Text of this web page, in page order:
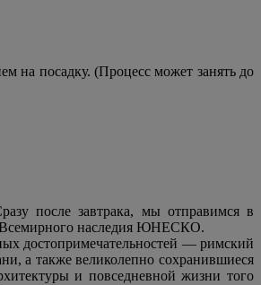
на посадку. (Процесс может занять до
после завтрака, мы отправимся в
Всемирного наследия ЮНЕСКО.
достопримечательностей — римский
а также великолепно сохранившиеся
и повседневной жизни того